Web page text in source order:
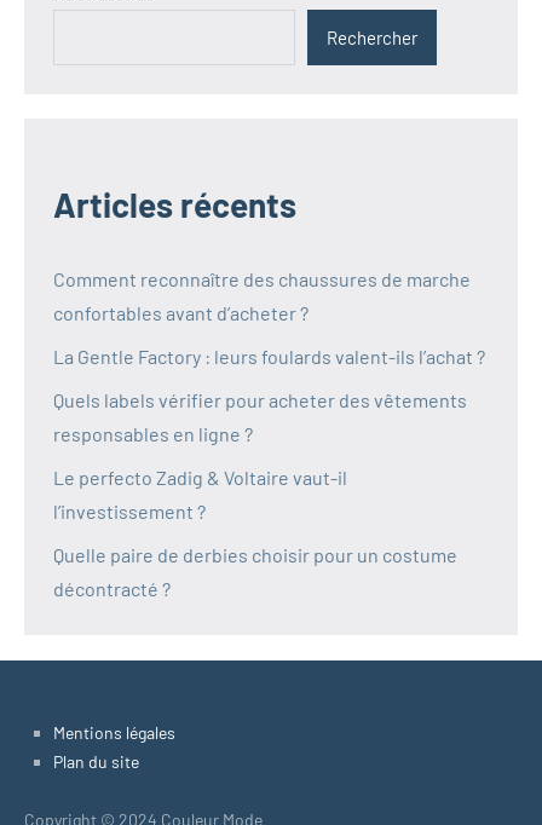
Rechercher
Articles récents
Comment reconnaître des chaussures de marche
confortables avant d’acheter ?
La Gentle Factory : leurs foulards valent-ils l’achat ?
Quels labels vérifier pour acheter des vêtements
responsables en ligne ?
Le perfecto Zadig & Voltaire vaut-il
l’investissement ?
Quelle paire de derbies choisir pour un costume
décontracté ?
Mentions légales
Plan du site
Copyright © 2024 Couleur Mode